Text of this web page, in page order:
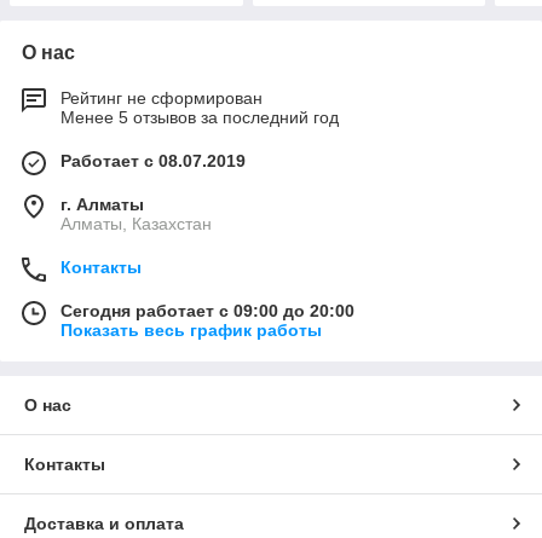
О нас
Рейтинг не сформирован
Менее 5 отзывов за последний год
Работает с 08.07.2019
г. Алматы
Алматы, Казахстан
Контакты
Сегодня работает с 09:00 до 20:00
Показать весь график работы
О нас
Контакты
Доставка и оплата